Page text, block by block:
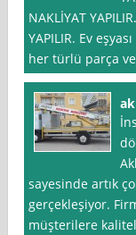
NAKLİYAT
YAPILIR. Ev
her türlü parça
sayesinde artık
gerçekleşiyor.
müşterilere